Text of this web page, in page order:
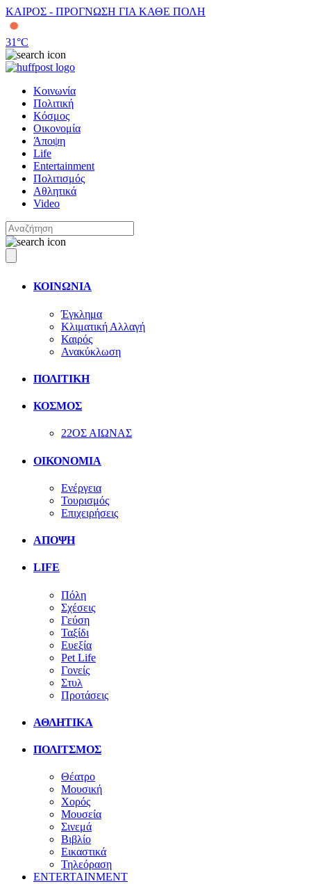
ΚΑΙΡΟΣ - ΠΡΟΓΝΩΣΗ ΓΙΑ ΚΑΘΕ ΠΟΛΗ
31°C
Κοινωνία
Πολιτική
Κόσμος
Οικονομία
Άποψη
Life
Entertainment
Πολιτισμός
Αθλητικά
Video
ΚΟΙΝΩΝΙΑ
Έγκλημα
Κλιματική Αλλαγή
Καιρός
Ανακύκλωση
ΠΟΛΙΤΙΚΗ
ΚΟΣΜΟΣ
22ΟΣ ΑΙΩΝΑΣ
ΟΙΚΟΝΟΜΙΑ
Ενέργεια
Τουρισμός
Επιχειρήσεις
ΑΠΟΨΗ
LIFE
Πόλη
Σχέσεις
Γεύση
Ταξίδι
Ευεξία
Pet Life
Γονείς
Στυλ
Προτάσεις
ΑΘΛΗΤΙΚΑ
ΠΟΛΙΤΣΜΟΣ
Θέατρο
Μουσική
Χορός
Μουσεία
Σινεμά
Βιβλίο
Εικαστικά
Τηλεόραση
ENTERTAINMENT